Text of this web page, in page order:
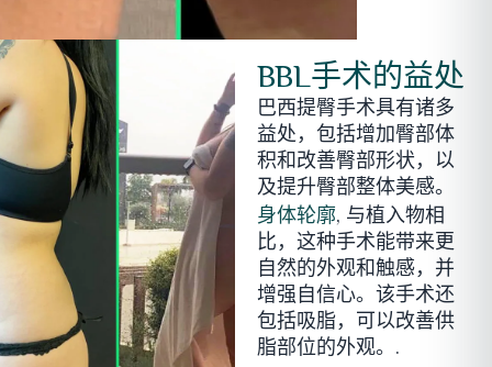
BBL手术的益处
巴西提臀手术具有诸多
益处，包括增加臀部体
积和改善臀部形状，以
及提升臀部整体美感。
身体轮廓, 与植入物相
比，这种手术能带来更
自然的外观和触感，并
增强自信心。该手术还
包括吸脂，可以改善供
脂部位的外观。.